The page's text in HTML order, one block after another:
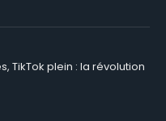
TikTok plein : la révolution